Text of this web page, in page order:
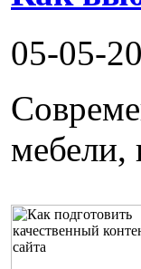
05-05-
мебели,